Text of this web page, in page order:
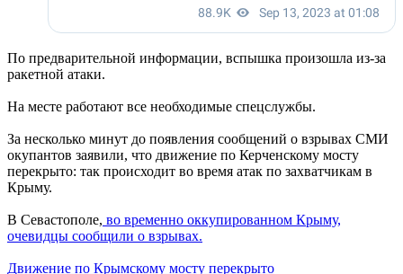
По предварительной информации, вспышка произошла из-за
ракетной атаки.
На месте работают все необходимые спецслужбы.
За несколько минут до появления сообщений о взрывах СМИ
окупантов заявили, что движение по Керченскому мосту
перекрыто: так происходит во время атак по захватчикам в
Крыму.
В Севастополе, во временно оккупированном Крыму,
очевидцы сообщили о взрывах.
Движение по Крымскому мосту перекрыто